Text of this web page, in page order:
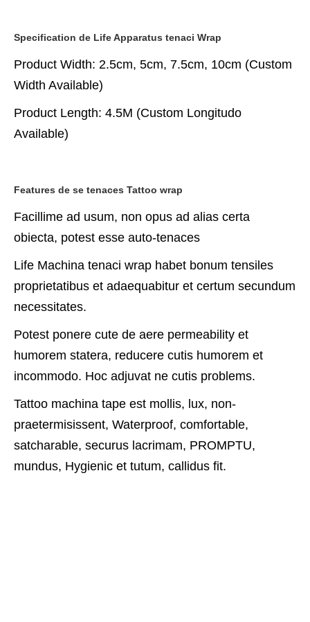
Specification de Life Apparatus tenaci Wrap
Product Width: 2.5cm, 5cm, 7.5cm, 10cm (Custom
Width Available)
Product Length: 4.5M (Custom Longitudo
Available)
Features de se tenaces Tattoo wrap
Facillime ad usum, non opus ad alias certa
obiecta, potest esse auto-tenaces
Life Machina tenaci wrap habet bonum tensiles
proprietatibus et adaequabitur et certum secundum
necessitates.
Potest ponere cute de aere permeability et
humorem statera, reducere cutis humorem et
incommodo. Hoc adjuvat ne cutis problems.
Tattoo machina tape est mollis, lux, non-
praetermisissent, Waterproof, comfortable,
satcharable, securus lacrimam, PROMPTU,
mundus, Hygienic et tutum, callidus fit.